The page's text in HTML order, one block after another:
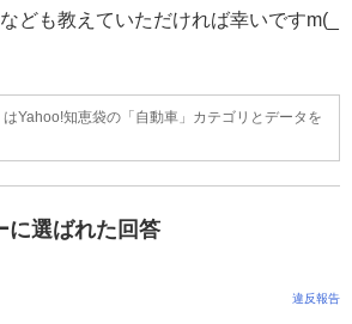
ども教えていただければ幸いですm(_
はYahoo!知恵袋の「自動車」カテゴリとデータを
に選ばれた回答
違反報告